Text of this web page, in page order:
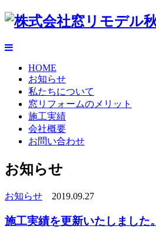
HOME
お知らせ
私たちについて
窓リフォームのメリット
施工実績
会社概要
お問い合わせ
お知らせ
お知らせ 2019.09.27
施工実績を更新いたしました。